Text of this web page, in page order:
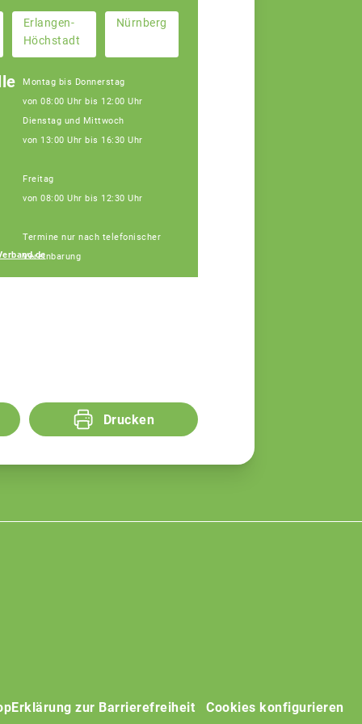
Erlangen-
Höchstadt
Nürnberg
Montag bis Donnerstag
von 08:00 Uhr bis 12:00 Uhr
Dienstag und Mittwoch
von 13:00 Uhr bis 16:30 Uhr
Freitag
von 08:00 Uhr bis 12:30 Uhr
Termine nur nach telefonischer
Vereinbarung
Drucken
Erklärung zur Barrierefreiheit Cookies konfigurieren